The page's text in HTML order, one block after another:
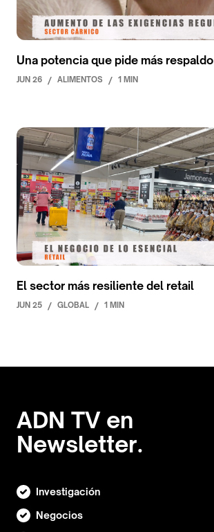
Una potencia que pide más respaldo
JUN 26 / ALIMENTOS / 1 MIN
El sector más resiliente del retail
JUN 25 / GLOBAL / 1 MIN
ADN TV en
Newsletter.
Investigación
Negocios